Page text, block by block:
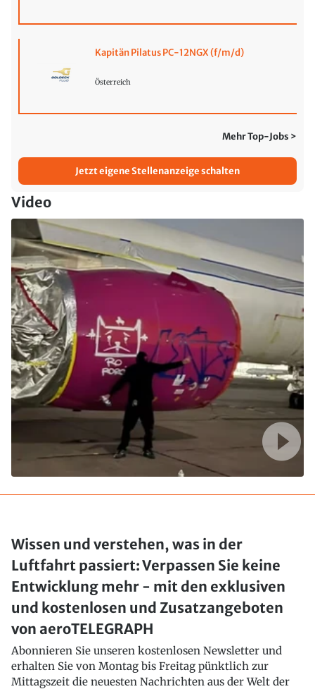
Kapitän Pilatus PC-12NGX (f/m/d)
Österreich
Mehr Top-Jobs >
Jetzt eigene Stellenanzeige schalten
Video
Wissen und verstehen, was in der
Luftfahrt passiert: Verpassen Sie keine
Entwicklung mehr - mit den exklusiven
und kostenlosen und Zusatzangeboten
von aeroTELEGRAPH
Abonnieren Sie unseren kostenlosen Newsletter und
erhalten Sie von Montag bis Freitag pünktlich zur
Mittagszeit die neuesten Nachrichten aus der Welt der